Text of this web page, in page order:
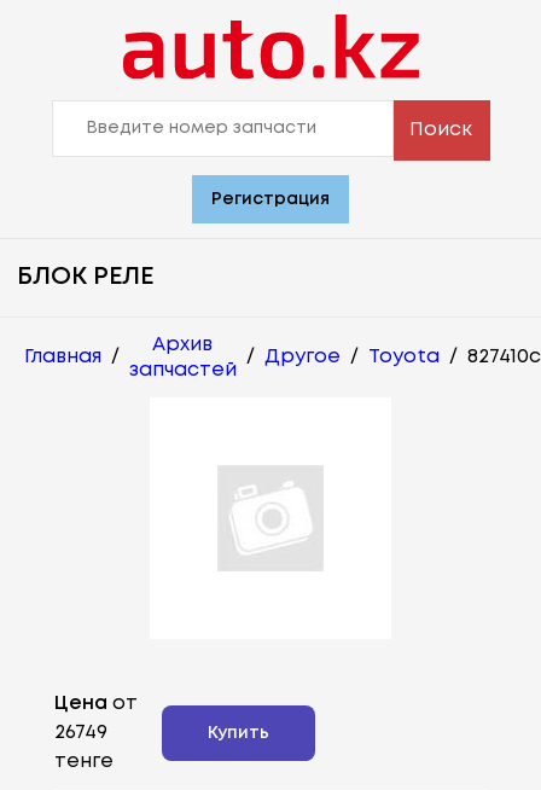
Поиск
Регистрация
БЛОК РЕЛЕ
Главная /
Архив
запчастей
/ Другое / Toyota /
Цена от
26749
тенге
Купить